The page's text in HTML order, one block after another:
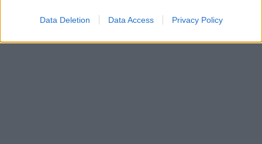
Data Deletion Data Access Privacy Policy